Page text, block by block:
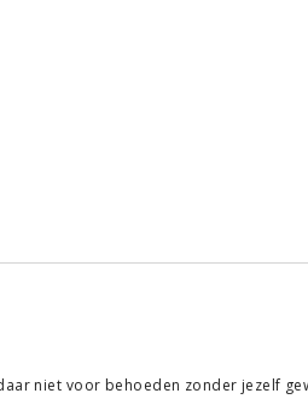
niet voor behoeden zonder jezelf